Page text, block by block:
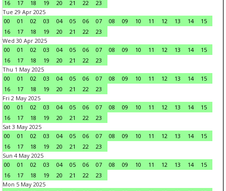
16 17 18 19 20 21 22
23
Tue 29 Apr 2025
00
01 02 03 04 05 06 07 08 09 10 11 12 13 14
15
16
17 18 19 20 21 22
23
Wed 30 Apr 2025
00
01 02 03 04 05 06 07 08 09 10 11 12 13 14
15
16
17 18 19 20 21 22
23
Thu 1 May 2025
00
01 02 03 04 05 06 07 08 09 10 11 12 13 14
15
16
17 18 19 20 21 22
23
Fri 2 May 2025
00
01 02 03 04 05 06 07 08 09 10 11 12 13 14
15
16
17 18 19 20 21 22
23
Sat 3 May 2025
00
01 02 03 04 05 06 07 08 09 10 11 12 13 14
15
16
17 18 19 20 21 22
23
Sun 4 May 2025
00
01 02 03 04 05 06 07 08 09 10 11 12 13 14
15
16
17 18 19 20 21 22
23
Mon 5 May 2025